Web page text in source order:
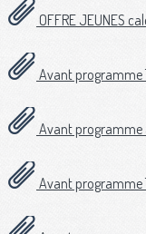
OFFRE JEUNES
Avant programme
Avant programme
Avant programme